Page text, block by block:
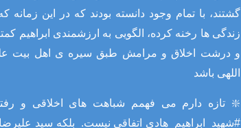
گشتند، با تمام وجود دانسته بودند که در این
زندگی ها رخنه کرده، الگویی به ارزشمندی ابراهیم
و درشت اخلاق و مرامش طبق سیره ی اهل بیت
اللهی باشد
❇️ تازه دارم می فهمم شباهت های اخلاقی و
#شهید_ابراهیم_هادی اتفاقی نیست. بلکه سید علیرضا